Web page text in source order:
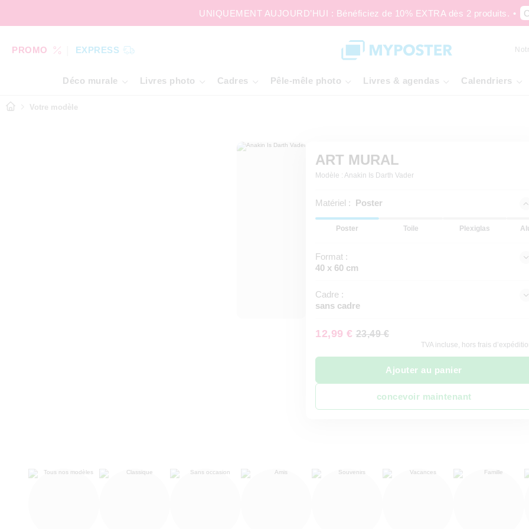
UNIQUEMENT AUJOURD’HUI : Bénéficiez de 10% EXTRA dès 2 produits. •
PROMO EXPRESS
Déco murale Livres photo Cadres Pêle-mêle photo Livres & agendas Calendriers
Votre modèle
ART MURAL
Modèle : Anakin Is Darth Vader
Matériel : Poster
Poster Toile Plexiglas
Format :
40 x 60 cm
Cadre :
sans cadre
12,99 € 23,49 €
TVA incluse, hors frais
Ajouter au panier
concevoir maintenant